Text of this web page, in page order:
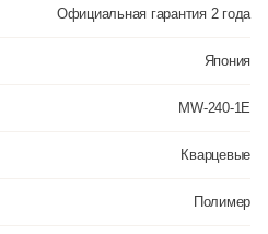
Официальная гарантия 2 года
Япония
MW-240-1E
Кварцевые
Полимер